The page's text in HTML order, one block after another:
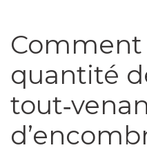
quantité